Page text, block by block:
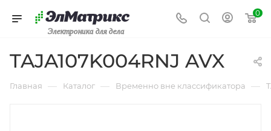
Электроника для дела
0
TAJA107K004RNJ AVX
Главная — Каталог — Временно вне классификатора —